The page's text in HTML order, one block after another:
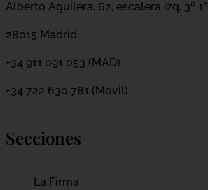
Alberto Aguilera, 62, escalera izq, 3º 1ª
28015 Madrid
+34 911 091 053 (MAD)
+34 722 630 781 (Móvil)
Secciones
La Firma